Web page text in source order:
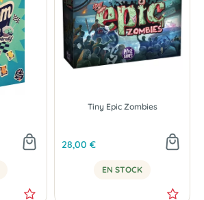
Tiny Epic Zombies
28,00 €
EN STOCK